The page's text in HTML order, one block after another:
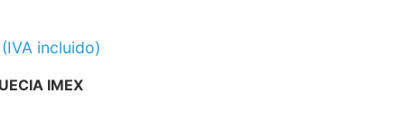
(IVA incluido)
IMEX